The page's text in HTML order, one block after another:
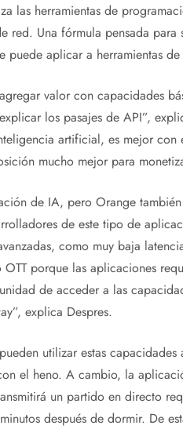
las herramientas de
red. Una fórmula pensada
aplicar a herramientas
valor con capacidades
los pasajes de API”,
artificial, es mejor
mucho mejor para
de IA, pero Orange
de este tipo de
como muy baja
porque las aplicaciones
de acceder a las
explica Despres.
utilizar estas
el heno. A cambio, la
un partido en directo
después de dormir. De